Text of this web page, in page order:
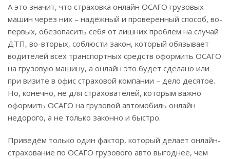
А это значит, что страховка онлайн ОСАГО грузовых
машин через них – надёжный и проверенный способ, во-
первых, обезопасить себя от лишних проблем на случай
ДТП, во-вторых, соблюсти закон, который обязывает
водителей всех транспортных средств оформить ОСАГО
на грузовую машину, а онлайн это будет сделано или
при визите в офис страховой компании – дело десятое.
Но, конечно, не для страхователей, которым важно
оформить ОСАГО на грузовой автомобиль онлайн
недорого, а не только законно и быстро.
Приведём только один фактор, который делает онлайн-
страхование по ОСАГО грузового авто выгоднее, чем